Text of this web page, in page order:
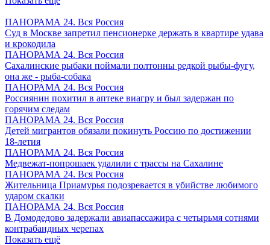
ПАНОРАМА 24. Вся Россия
Суд в Москве запретил пенсионерке держать в квартире удава
и крокодила
ПАНОРАМА 24. Вся Россия
Сахалинские рыбаки поймали полтонны редкой рыбы-фугу,
она же - рыба-собака
ПАНОРАМА 24. Вся Россия
Россиянин похитил в аптеке виагру и был задержан по
горячим следам
ПАНОРАМА 24. Вся Россия
Детей мигрантов обязали покинуть Россию по достижении
18-летия
ПАНОРАМА 24. Вся Россия
Медвежат-попрошаек удалили с трассы на Сахалине
ПАНОРАМА 24. Вся Россия
Жительница Приамурья подозревается в убийстве любимого
ударом скалки
ПАНОРАМА 24. Вся Россия
В Домодедово задержали авиапассажира с четырьмя сотнями
контрабандных черепах
Показать ещё